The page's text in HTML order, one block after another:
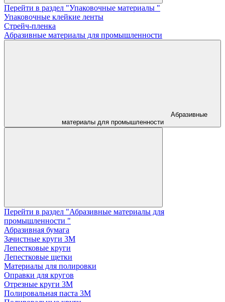
Перейти в раздел "Упаковочные материалы "
Упаковочные клейкие ленты
Стрейч-пленка
Абразивные материалы для промышленности
Абразивные
материалы для промышленности
Перейти в раздел "Абразивные материалы для
промышленности "
Абразивная бумага
Зачистные круги 3М
Лепестковые круги
Лепестковые щетки
Материалы для полировки
Оправки для кругов
Отрезные круги 3М
Полировальная паста 3М